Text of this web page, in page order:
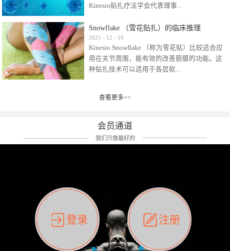
效贴布来说，40多年的研究开发制造肌内效贴
比如我本人，几乎天天接触KINESIO肌内效，无
论从皮肤适应性还是本人皮肤本身就不属于不
易过敏的那种，基本不会有过敏瘙痒的情况。
但是，当身体不适、休息不好、持续紧张等特
殊因素的影响下，有时还是会出现瘙痒过敏的
前后后居家近30天左右，感觉日子都日夜颠倒
痛影响走路。当天疼痛部贴了EDF和胃十字，膝
关节贴了半月板贴布。第2天第12肋部的EDF和
消失，贴布也没有出现进一步瘙痒过敏。而膝
关节的半月板贴布张力用的100%，但自始至终
它都很坚强的贴着，没有出现过任何瘙痒的迹
象。不同的条件下，同一个身体，不同的部位
皮肤的敏感度也有不同。因此我们KINESIO要做
的，是在研发生产过程中竭尽全力的降低致敏
Kinesio贴扎疗法学会代表理事...
Kinesio Taping Association International
（KTAI）名誉会长 身体具有免疫、疼痛、细胞
破坏、发热、修复、增殖、再生等自然愈合能
力。 多作为细胞因子存在于皮肤表皮、真皮、
扎疗法）的效果是通过创造一个环境，使每种
以激发身体的自然愈合能力。 通常，药物会削
弱细胞因子的作用，单方面还会引起副作用的
症状。 与此相比，Kinesio肌内效贴创造了细
的控制仍有许多未知。 细胞因子是一种酵素，
各种各样的酵素起着适当的作用，为细胞创造
了适合居住的环境。 在现代医学上，这种细胞
因子是一种酶的观点往往被否定，但在体内有
有毒细菌和无毒细菌，它们起着保持身体平衡
的作用。 Kinesio肌内效贴不像药物那样在短时
Snowflake （雪花贴扎）的临床推理
2021 - 12 - 10
Kinesio Snowflake （称为雪花贴）比较适合应
用在关节周围，能有效的改善筋膜的功能。这
种贴扎技术可以适用于各层软...
组织:肌肉，肌腱，韧带（主要围绕有问题的关
状，而是指贴布本身很重量，以及贴布刺激的
类型。贴布的应用充分利用了体内由间质液组
成的自然流体力学的流体层。这种轻微的刺激
间，还可以在单片贴布上提供支持和深度刺
激。通过对间质液的适当控制，可以连接皮下
筋膜，对关节进行非常轻柔的刺激，增加患部
的治疗区域。 snowflake“雪花”贴布不会妨碍皮
肤上下左右运动，有效的辅助修复关节周围组
织的筋膜。它可以作用于关节或肌肉表面，释
查看更多>>
会员通道
我们只做最好的
登录 注册